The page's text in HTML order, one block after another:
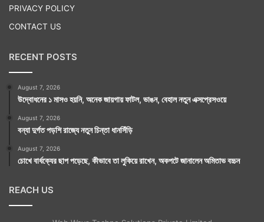
PRIVACY POLICY
CONTACT US
RECENT POSTS
August 7, 2026
উদ্বোধনের ১ মাসও হয়নি, অনেক জায়গায় ফাটল, ভাঙন, বেহাল নতুন এক্সপ্রেসওয়ে
August 7, 2026
বন্যা দুর্গত পড়শি রাজ্যে নতুন চিন্তা ধানসিঁড়ি
August 7, 2026
চোখে বার্ধক্যের ছাপ পড়েছে, কীভাবে তা লুকিয়ে রাখেন, অকপটে জানালেন অমিতাভ বচ্চন
REACH US